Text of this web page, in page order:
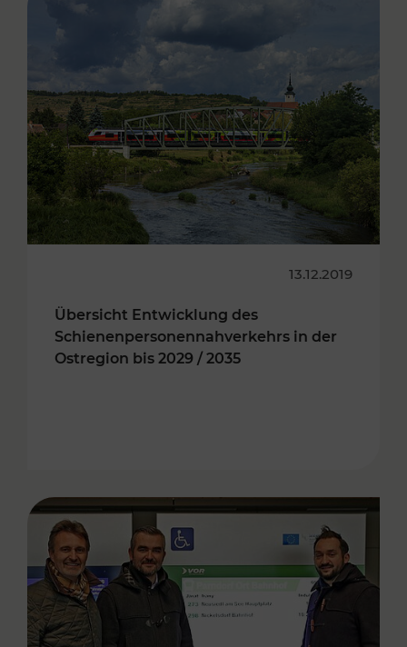
13.12.2019
Übersicht Entwicklung des
Schienenpersonennahverkehrs in der
Ostregion bis 2029 / 2035